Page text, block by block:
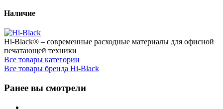
Наличие
Hi-Black® – современные расходные материалы для офисной
печатающей техники
Все товары категории
Все товары бренда Hi-Black
Ранее вы смотрели